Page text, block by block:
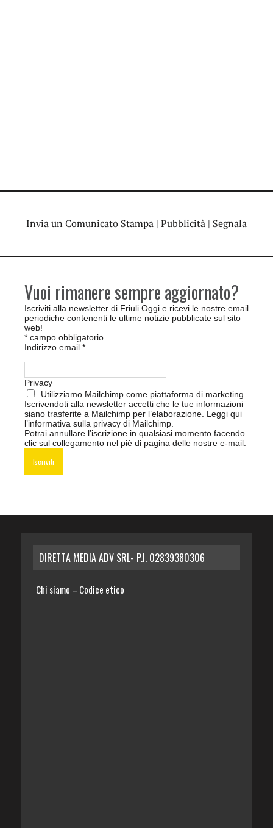
Invia un Comunicato Stampa | Pubblicità | Segnala
Vuoi rimanere sempre aggiornato?
Iscriviti alla newsletter di Friuli Oggi e ricevi le nostre email
periodiche contenenti le ultime notizie pubblicate sul sito
web!
* campo obbligatorio
Indirizzo email *
Privacy
Utilizziamo Mailchimp come piattaforma di marketing.
Iscrivendoti alla newsletter accetti che le tue informazioni
siano trasferite a Mailchimp per l’elaborazione. Leggi qui
l’informativa sulla privacy di Mailchimp
Potrai annullare l’iscrizione in qualsiasi momento facendo
clic sul collegamento nel piè di pagina delle nostre e-mail.
DIRETTA MEDIA ADV SRL- P.I. 02839380306
Chi siamo – Codice etico